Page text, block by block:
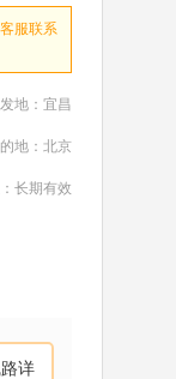
服联系
地：宜昌
地：北京
长期有效
详